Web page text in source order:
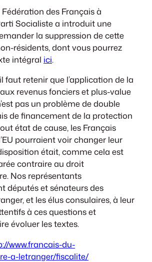
des Français à
Socialiste a introduit une
la suppression de cette
résidents, dont vous pourrez
intégral ici.
faut retenir que l’application de la
revenus fonciers et plus-value
pas un problème de double
de financement de la protection
état de cause, les Français
pourraient voir changer leur
était, comme cela est
contraire au droit
Nos représentants
députés et sénateurs des
et les élus consulaires, à leur
à ces questions et
évoluer les textes.
www.francais-du-
a-letranger/fiscalite/